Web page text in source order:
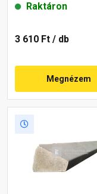
Raktáron
3 610 Ft / db
Megnézem